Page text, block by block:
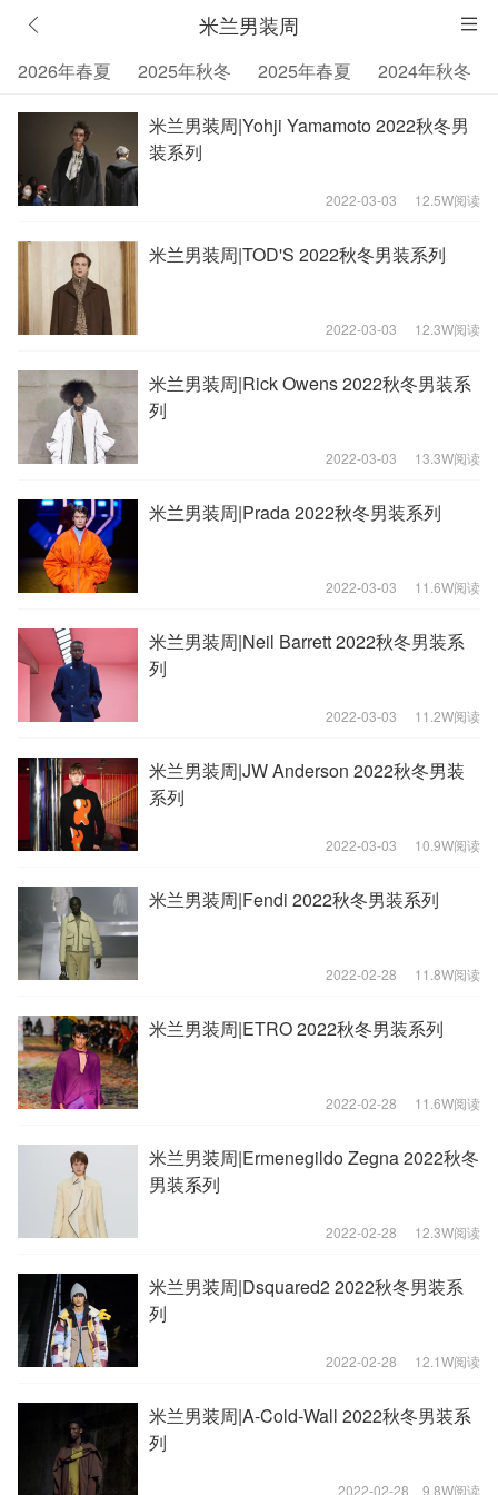
米兰男装周
2026年春夏 2025年秋冬 2025年春夏 2024年秋冬
米兰男装周|Yohji Yamamoto 2022秋冬男
装系列
2022-03-03 12.5W阅读
米兰男装周|TOD'S 2022秋冬男装系列
2022-03-03 12.3W阅读
米兰男装周|Rick Owens 2022秋冬男装系
列
2022-03-03 13.3W阅读
米兰男装周|Prada 2022秋冬男装系列
2022-03-03 11.6W阅读
米兰男装周|Neil Barrett 2022秋冬男装系
列
2022-03-03 11.2W阅读
米兰男装周|JW Anderson 2022秋冬男装
系列
2022-03-03 10.9W阅读
米兰男装周|Fendi 2022秋冬男装系列
2022-02-28 11.8W阅读
米兰男装周|ETRO 2022秋冬男装系列
2022-02-28 11.6W阅读
米兰男装周|Ermenegildo Zegna 2022秋冬
男装系列
2022-02-28 12.3W阅读
米兰男装周|Dsquared2 2022秋冬男装系
列
2022-02-28 12.1W阅读
米兰男装周|A-Cold-Wall 2022秋冬男装系
列
2022-02-28 9.8W阅读